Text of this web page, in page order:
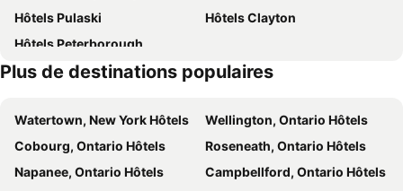
Hôtels Pulaski
Hôtels Clayton
Hôtels Peterborough
Plus de destinations populaires
Watertown, New York Hôtels
Wellington, Ontario Hôtels
Cobourg, Ontario Hôtels
Roseneath, Ontario Hôtels
Napanee, Ontario Hôtels
Campbellford, Ontario Hôtels